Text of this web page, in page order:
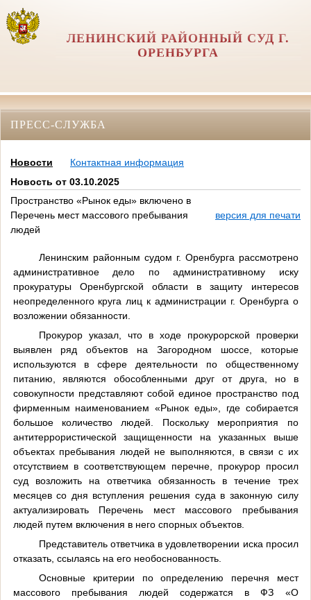
ЛЕНИНСКИЙ РАЙОННЫЙ СУД Г.
ОРЕНБУРГА
ПРЕСС-СЛУЖБА
Новости
Контактная информация
Новость от 03.10.2025
Пространство «Рынок еды» включено в
Перечень мест массового пребывания
людей
версия для печати
Ленинским районным судом г. Оренбурга рассмотрено
административное дело по административному иску
прокуратуры Оренбургской области в защиту интересов
неопределенного круга лиц к администрации г. Оренбурга о
возложении обязанности.
Прокурор указал, что в ходе прокурорской проверки
выявлен ряд объектов на Загородном шоссе, которые
используются в сфере деятельности по общественному
питанию, являются обособленными друг от друга, но в
совокупности представляют собой единое пространство под
фирменным наименованием «Рынок еды», где собирается
большое количество людей. Поскольку мероприятия по
антитеррористической защищенности на указанных выше
объектах пребывания людей не выполняются, в связи с их
отсутствием в соответствующем перечне, прокурор просил
суд возложить на ответчика обязанность в течение трех
месяцев со дня вступления решения суда в законную силу
актуализировать Перечень мест массового пребывания
людей путем включения в него спорных объектов.
Представитель ответчика в удовлетворении иска просил
отказать, ссылаясь на его необоснованность.
Основные критерии по определению перечня мест
массового пребывания людей содержатся в ФЗ «О